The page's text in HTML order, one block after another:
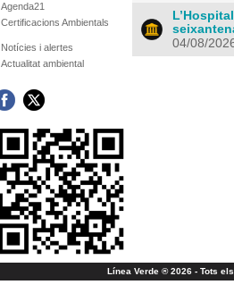
Agenda21
Certificacions Ambientals
Notícies i alertes
Actualitat ambiental
04/08/
Línea Verde ® 2026 - Tots